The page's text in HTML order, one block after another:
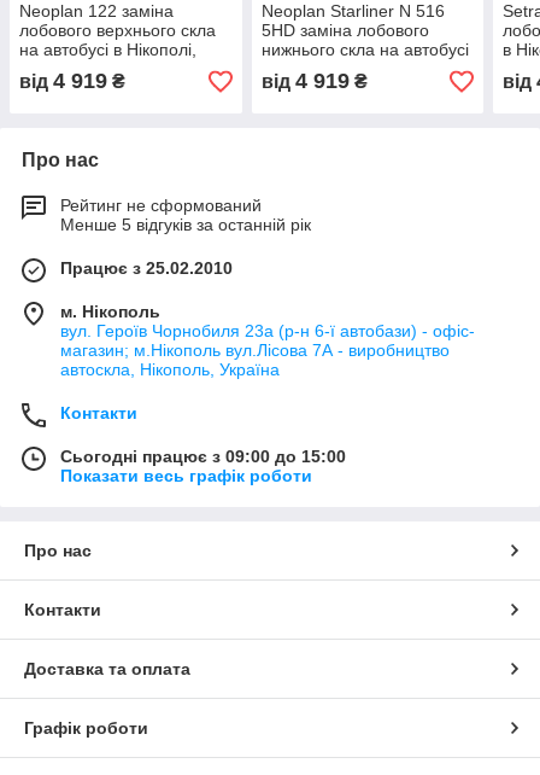
Neoplan 122 заміна
лобового верхнього скла
на автобусі в Нікополі,
Києві, Дніпре
від 4 919 ₴
Neoplan Starliner N 516
5HD заміна лобового
нижнього скла на автобусі
в Нікополі, Києві, Дніпре
від 4 919₴
в
від
Про нас
Рейтинг не сформований
Менше 5 відгуків за останній рік
Працює з 25.02.2010
м. Нікополь
вул. Героїв Чорнобиля 23а (р-н 6-ї автобази) - офіс-
магазин; м.Нікополь вул.Лісова 7А - виробництво
автоскла, Нікополь, Україна
Контакти
Сьогодні працює з 09:00 до 15:00
Показати весь графік роботи
Про нас
Контакти
Доставка та оплата
Графік роботи